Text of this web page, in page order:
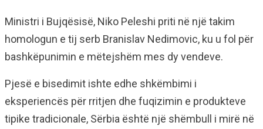
Ministri i Bujqësisë, Niko Peleshi priti në një takim
homologun e tij serb Branislav Nedimovic, ku u fol për
bashkëpunimin e mëtejshëm mes dy vendeve.
Pjesë e bisedimit ishte edhe shkëmbimi i
eksperiencës për rritjen dhe fuqizimin e produkteve
tipike tradicionale, Sërbia është një shëmbull i mirë në